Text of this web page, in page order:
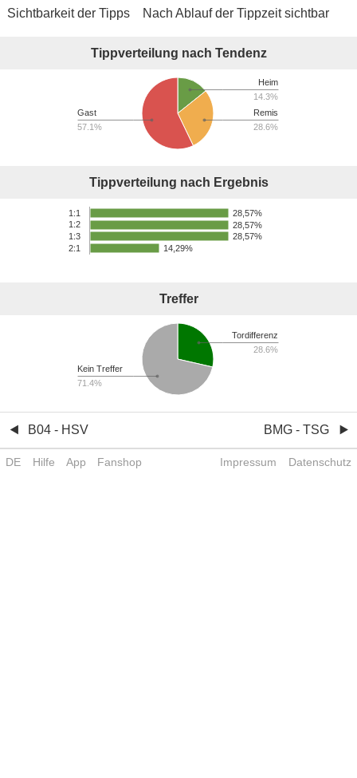
Sichtbarkeit der Tipps
Nach Ablauf der Tippzeit sichtbar
Tippverteilung nach Tendenz
Heim
14.3%
Remis
28.6%
Gast
57.1%
Tippverteilung nach Ergebnis
1:1
1:2
1:3
2:1
28,57%
28,57%
28,57%
14,29%
Treffer
Tordifferenz
28.6%
Kein Treffer
71.4%
B04 - HSV BMG - TSG
DE Hilfe App Fanshop Impressum Datenschutz